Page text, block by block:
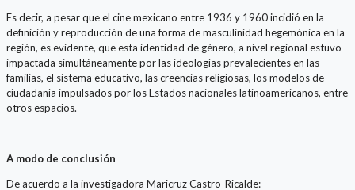
Es decir, a pesar que el cine mexicano entre 1936 y 1960 incidió en la
definición y reproducción de una forma de masculinidad hegemónica en la
región, es evidente, que esta identidad de género, a nivel regional estuvo
impactada simultáneamente por las ideologías prevalecientes en las
familias, el sistema educativo, las creencias religiosas, los modelos de
ciudadanía impulsados por los Estados nacionales latinoamericanos, entre
otros espacios.
A modo de conclusión
De acuerdo a la investigadora Maricruz Castro-Ricalde: